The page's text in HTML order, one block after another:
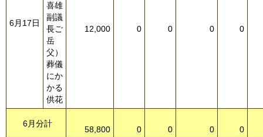
6月17日
喜雄
副議
長ご
岳
父）
葬儀
にか
かる
供花
12,000 0 0 0 0
6月分計
58,800 0 0 0 0